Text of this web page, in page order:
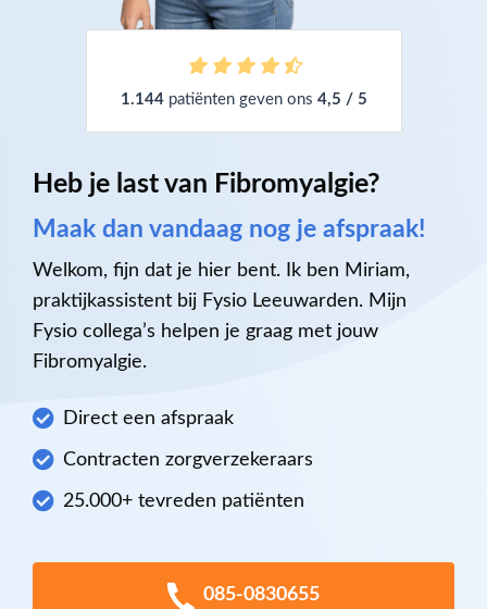
1.144patiënten geven ons 4,5 / 5
Heb je last van Fibromyalgie?
Maak dan vandaag nog je afspraak!
Welkom, fijn dat je hier bent. Ik ben Miriam,
praktijkassistent bij Fysio Leeuwarden. Mijn
Fysio collega’s helpen je graag met jouw
Fibromyalgie.
Direct een afspraak
Contracten zorgverzekeraars
25.000+ tevreden patiënten
085-0830655